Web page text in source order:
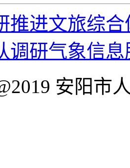
推进文旅综
调研气象信
安阳市